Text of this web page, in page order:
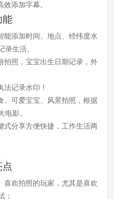
添加字幕。
能
能添加时间、地点、经纬度水
录生活。
拍照，宝宝出生日期记录，外
记录水印！
、可爱宝宝、风景拍照，根据
电影。
式分享方便快捷，工作生活两
喜欢拍照的玩家，尤其是喜欢
；